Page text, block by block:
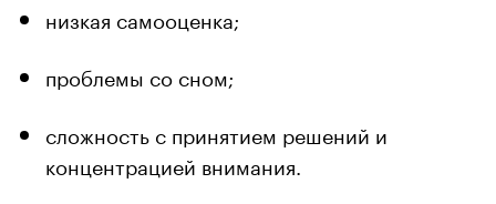
низкая самооценка;
проблемы со сном;
сложность с принятием решений и
концентрацией внимания.